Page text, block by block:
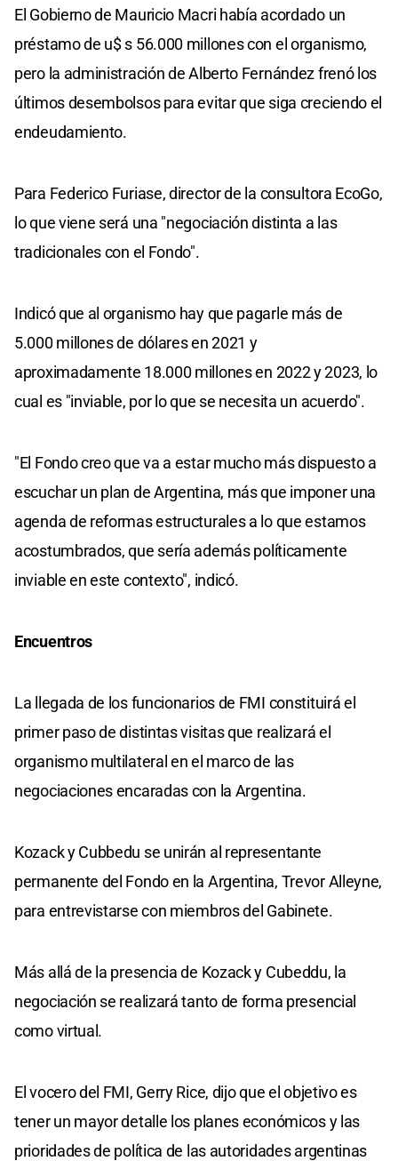
El Gobierno de Mauricio Macri había acordado un
préstamo de u$ s 56.000 millones con el organismo,
pero la administración de Alberto Fernández frenó los
últimos desembolsos para evitar que siga creciendo el
endeudamiento.
Para Federico Furiase, director de la consultora EcoGo,
lo que viene será una "negociación distinta a las
tradicionales con el Fondo".
Indicó que al organismo hay que pagarle más de
5.000 millones de dólares en 2021 y
aproximadamente 18.000 millones en 2022 y 2023, lo
cual es "inviable, por lo que se necesita un acuerdo".
"El Fondo creo que va a estar mucho más dispuesto a
escuchar un plan de Argentina, más que imponer una
agenda de reformas estructurales a lo que estamos
acostumbrados, que sería además políticamente
inviable en este contexto", indicó.
Encuentros
La llegada de los funcionarios de FMI constituirá el
primer paso de distintas visitas que realizará el
organismo multilateral en el marco de las
negociaciones encaradas con la Argentina.
Kozack y Cubbedu se unirán al representante
permanente del Fondo en la Argentina, Trevor Alleyne,
para entrevistarse con miembros del Gabinete.
Más allá de la presencia de Kozack y Cubeddu, la
negociación se realizará tanto de forma presencial
como virtual.
El vocero del FMI, Gerry Rice, dijo que el objetivo es
tener un mayor detalle los planes económicos y las
prioridades de política de las autoridades argentinas